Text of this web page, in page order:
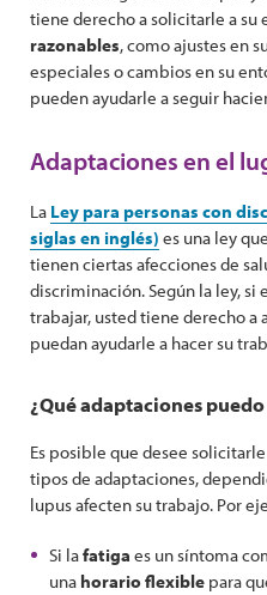
tiene derecho a solicitarle a su
razonables, como ajustes en
especiales o cambios en su
pueden ayudarle a seguir
Adaptaciones en el
La Ley para personas con
siglas en inglés) es una ley
tienen ciertas afecciones de
discriminación. Según la ley, si
trabajar, usted tiene derecho a
puedan ayudarle a hacer su
¿Qué adaptaciones
Es posible que desee
tipos de adaptaciones,
lupus afecten su trabajo. Por
Si lafatiga es un síntoma
una horario flexible para